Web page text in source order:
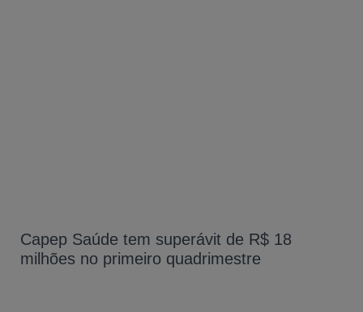
Capep Saúde tem superávit de R$ 18
milhões no primeiro quadrimestre